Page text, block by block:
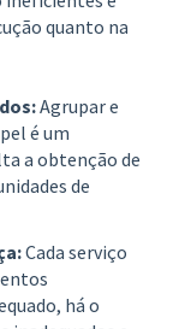
quanto na
Agrupar e
é um
a obtenção de
de
Cada serviço
há o